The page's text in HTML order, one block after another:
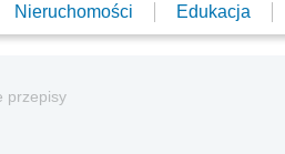
Nieruchomości Edukacja
przepisy